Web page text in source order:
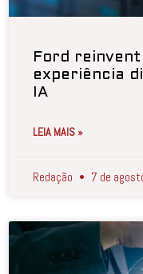
Ford
experiência
IA
LEIA MAIS »
Redação 7 de